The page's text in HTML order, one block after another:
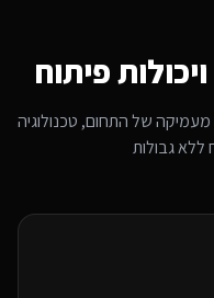
פיתוח
של התחום, טכנולוגיה
ללא גבולות